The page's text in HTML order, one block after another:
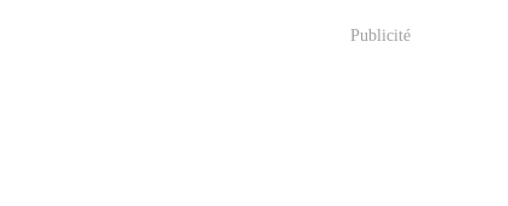
Publicité